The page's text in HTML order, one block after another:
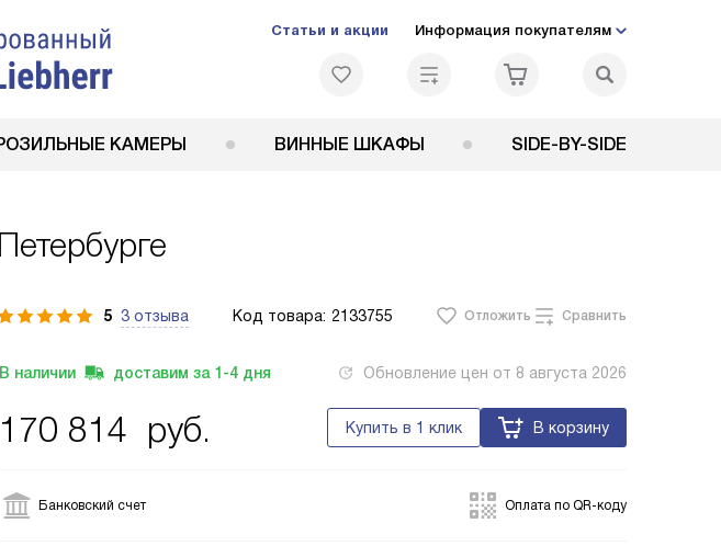
Статьи и акции Информация покупателям
КАМЕРЫ ВИННЫЕ ШКАФЫ SIDE-BY-SIDE
5 3 отзыва Код товара: 2133755 Отложить Сравнить
В наличии доставим за 1-4 дня Обновление цен от 8 августа 2026
170 814 руб. Купить в 1 клик В корзину
Банковский счет Оплата по QR-коду